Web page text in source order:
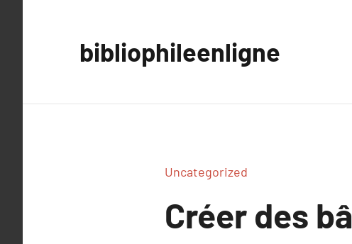
bibliophileenligne
Uncategorized
Créer des